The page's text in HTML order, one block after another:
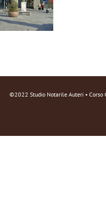
©2022 Studio Notarile Auteri • Corso